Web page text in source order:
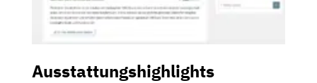
Ausstattungshighlights